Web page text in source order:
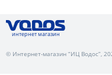
интернет магазин
© Интернет-магазин “ИЦ Водос”,